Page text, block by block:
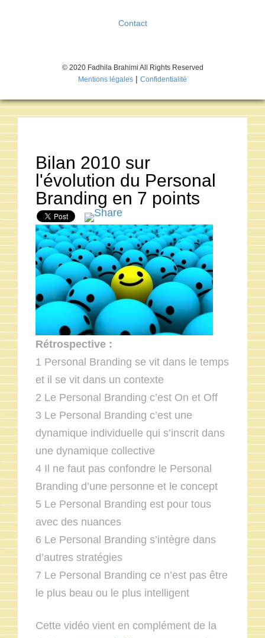
Contact
© 2020 Fadhila Brahimi All Rights Reserved
Mentions légales | Confidentialité
Bilan 2010 sur
l'évolution du Personal
Branding en 7 points
Rétrospective :
1 Personal Branding se vit dans le temps
et il se vit dans un contexte
2 Le Personal Branding c’est On et Off
3 Le Personal Branding c’est une
dynamique individuelle qui s’inscrit dans
une dynamique collective
4 Il ne faut pas confondre le Personal
Branding d’une personne et le concept
5 Le Personal Branding est pour tous
avec des nuances
6 Le Personal Branding s’intègre dans
d’autres stratégies
7 Le Personal Branding ce n’est pas être
le plus beau ou le plus intelligent
Cette vidéo vient en complément de la